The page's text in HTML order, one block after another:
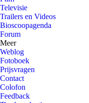
Televisie
Trailers en Videos
Bioscoopagenda
Forum
Meer
Weblog
Fotoboek
Prijsvragen
Contact
Colofon
Feedback